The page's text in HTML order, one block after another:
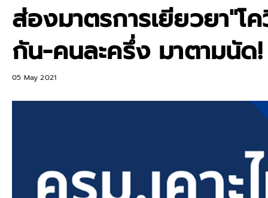
ส่องมาตรการเยียวยา"โ
กัน-คนละครึ่ง มาตามนัด!
05 May 2021